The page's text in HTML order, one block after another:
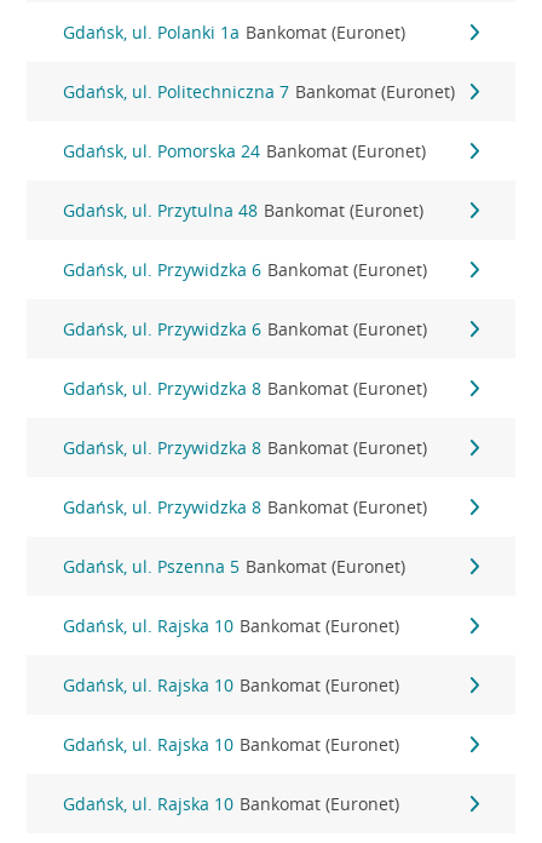
Gdańsk, ul. Polanki 1a Bankomat (Euronet)
Gdańsk, ul. Politechniczna 7 Bankomat (Euronet)
Gdańsk, ul. Pomorska 24 Bankomat (Euronet)
Gdańsk, ul. Przytulna 48 Bankomat (Euronet)
Gdańsk, ul. Przywidzka 6 Bankomat (Euronet)
Gdańsk, ul. Przywidzka 6 Bankomat (Euronet)
Gdańsk, ul. Przywidzka 8 Bankomat (Euronet)
Gdańsk, ul. Przywidzka 8 Bankomat (Euronet)
Gdańsk, ul. Przywidzka 8 Bankomat (Euronet)
Gdańsk, ul. Pszenna 5 Bankomat (Euronet)
Gdańsk, ul. Rajska 10 Bankomat (Euronet)
Gdańsk, ul. Rajska 10 Bankomat (Euronet)
Gdańsk, ul. Rajska 10 Bankomat (Euronet)
Gdańsk, ul. Rajska 10 Bankomat (Euronet)